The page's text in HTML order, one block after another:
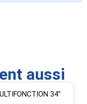
aussi
34″